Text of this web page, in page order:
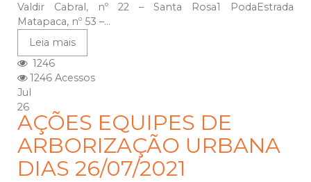
Valdir Cabral, nº 22 – Santa Rosa1 PodaEstrada
Matapaca, nº 53 –...
Leia mais
1246
1246 Acessos
Jul
26
AÇÕES EQUIPES DE
ARBORIZAÇÃO URBANA
DIAS 26/07/2021